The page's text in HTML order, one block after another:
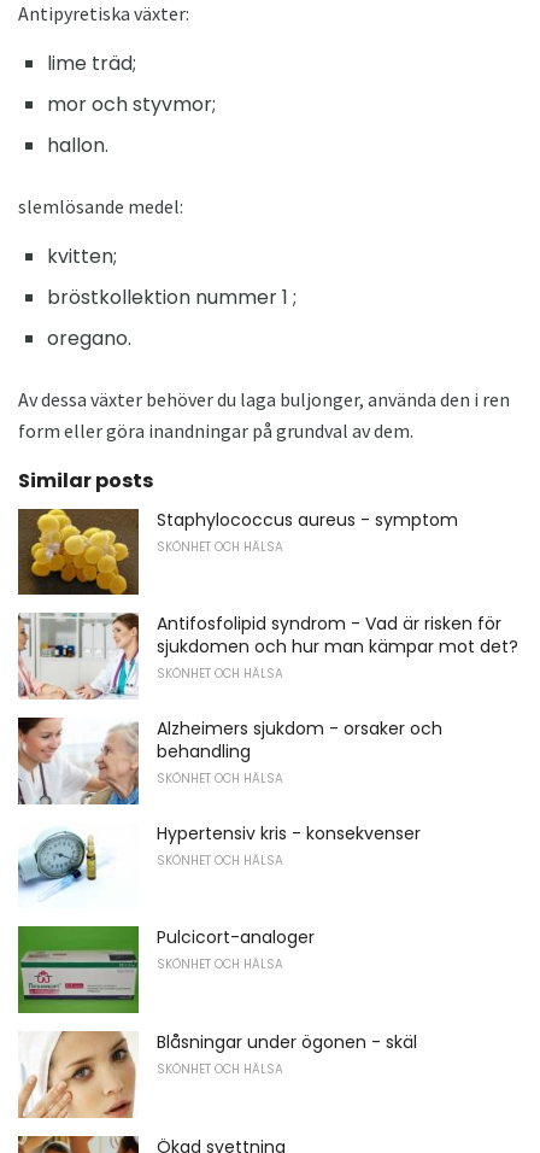
Antipyretiska växter:
lime träd;
mor och styvmor;
hallon.
slemlösande medel:
kvitten;
bröstkollektion nummer 1 ;
oregano.
Av dessa växter behöver du laga buljonger, använda den i ren
form eller göra inandningar på grundval av dem.
Similar posts
Staphylococcus aureus - symptom
SKÖNHET OCH HÄLSA
Antifosfolipid syndrom - Vad är risken för
sjukdomen och hur man kämpar mot det?
SKÖNHET OCH HÄLSA
Alzheimers sjukdom - orsaker och
behandling
SKÖNHET OCH HÄLSA
Hypertensiv kris - konsekvenser
SKÖNHET OCH HÄLSA
Pulcicort-analoger
SKÖNHET OCH HÄLSA
Blåsningar under ögonen - skäl
SKÖNHET OCH HÄLSA
Ökad svettning